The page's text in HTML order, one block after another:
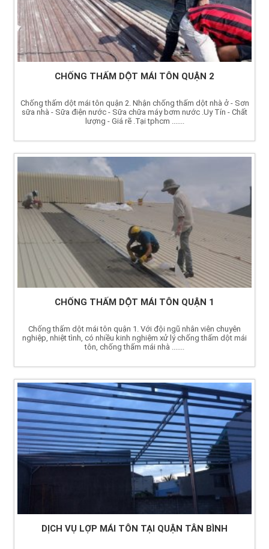
CHỐNG THẤM DỘT MÁI TÔN QUẬN 2
Chống thấm dột mái tôn quận 2. Nhận chống thấm dột nhà ở - Sơn
sữa nhà - Sữa điện nước - Sữa chữa máy bơm nước .Uy Tín - Chất
lượng - Giá rẽ .Tại tphcm .......
CHỐNG THẤM DỘT MÁI TÔN QUẬN 1
Chống thấm dột mái tôn quận 1. Với đội ngũ nhân viên chuyên
nghiệp, nhiệt tình, có nhiều kinh nghiệm xử lý chống thấm dột mái
tôn, chống thấm mái nhà .......
DỊCH VỤ LỢP MÁI TÔN TẠI QUẬN TÂN BÌNH